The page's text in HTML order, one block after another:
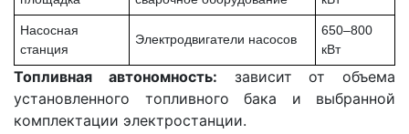
Насосная
станция
Электродвигатели насосов
650–800
кВт
Топливная автономность: зависит от объема
установленного топливного бака и выбранной
комплектации электростанции.